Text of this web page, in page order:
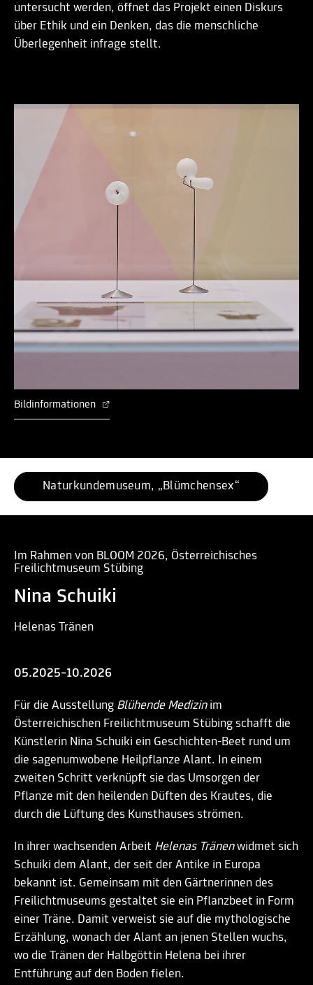
untersucht werden, öffnet das Projekt einen Diskurs
über Ethik und ein Denken, das die menschliche
Überlegenheit infrage stellt.
Bildinformationen
Naturkundemuseum, „Blümchensex“
Im Rahmen von BLOOM 2026, Österreichisches
Freilichtmuseum Stübing
Nina Schuiki
Helenas Tränen
05.2025–10.2026
Für die Ausstellung Blühende Medizinim
Österreichischen Freilichtmuseum Stübing schafft die
Künstlerin Nina Schuiki ein Geschichten-Beet rund um
die sagenumwobene Heilpflanze Alant. In einem
zweiten Schritt verknüpft sie das Umsorgen der
Pflanze mit den heilenden Düften des Krautes, die
durch die Lüftung des Kunsthauses strömen.
In ihrer wachsenden Arbeit Helenas Tränenwidmet sich
Schuiki dem Alant, der seit der Antike in Europa
bekannt ist. Gemeinsam mit den Gärtnerinnen des
Freilichtmuseums gestaltet sie ein Pflanzbeet in Form
einer Träne. Damit verweist sie auf die mythologische
Erzählung, wonach der Alant an jenen Stellen wuchs,
wo die Tränen der Halbgöttin Helena bei ihrer
Entführung auf den Boden fielen.